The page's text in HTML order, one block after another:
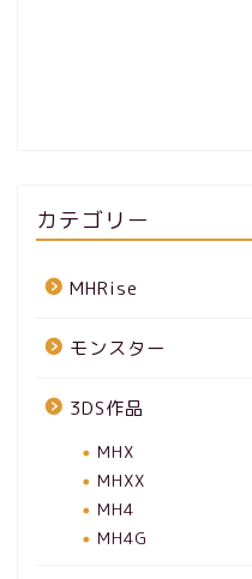
カテゴリー
MHRise
モンスター
3DS作品
MHX
MHXX
MH4
MH4G